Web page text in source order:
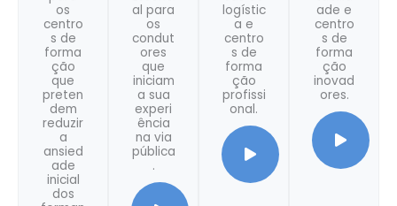
os
centro
s de
forma
ção
que
preten
dem
reduzir
a
ansied
ade
inicial
dos
al para
os
condut
ores
que
iniciam
a sua
experi
ência
na via
pública
.
logístic
a e
centro
s de
forma
ção
profissi
onal.
ade e
centro
s de
forma
ção
inovad
ores.